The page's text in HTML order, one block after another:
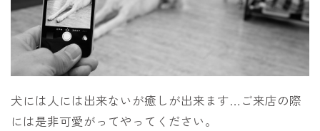
犬には人には出来ないが癒しが出来ます…ご来店の際
には是非可愛がってやってください。